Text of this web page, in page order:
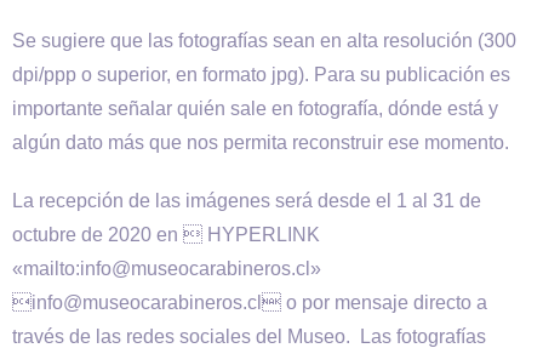
Se sugiere que las fotografías sean en alta resolución (300
dpi/ppp o superior, en formato jpg). Para su publicación es
importante señalar quién sale en fotografía, dónde está y
algún dato más que nos permita reconstruir ese momento.
La recepción de las imágenes será desde el 1 al 31 de
octubre de 2020 en  HYPERLINK
«mailto:info@museocarabineros.cl»
info@museocarabineros.cl o por mensaje directo a
través de las redes sociales del Museo. Las fotografías